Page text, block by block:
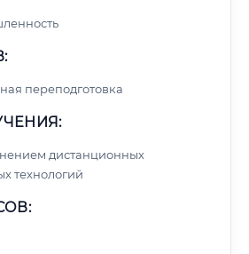
переподготовка
дистанционных
технологий